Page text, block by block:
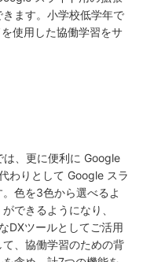
ます。小学校低学年で
使用した協働学習をサ
、更に便利に Google
わりとして Google スラ
色を3色から選べるよ
できるようになり、
DXツールとしてご活用
、協働学習のための背